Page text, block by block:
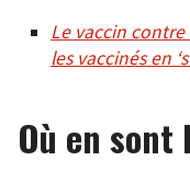
Le vaccin
les vaccinés en
Où en sont